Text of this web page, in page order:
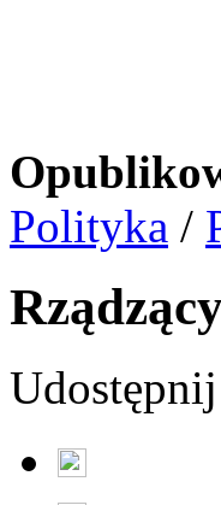
Polityka /
Udostępnij